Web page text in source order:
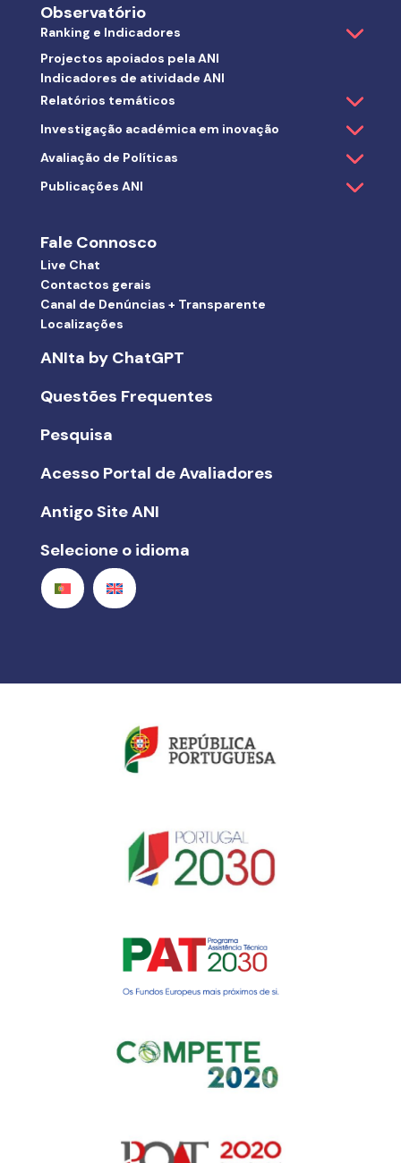
Observatório
Ranking e Indicadores
Projectos apoiados pela ANI
Indicadores de atividade ANI
Relatórios temáticos
Investigação académica em inovação
Avaliação de Políticas
Publicações ANI
Fale Connosco
Live Chat
Contactos gerais
Canal de Denúncias + Transparente
Localizações
ANIta by ChatGPT
Questões Frequentes
Pesquisa
Acesso Portal de Avaliadores
Antigo Site ANI
Selecione o idioma